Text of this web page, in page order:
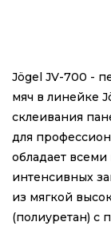
Jögel JV-700 -
мяч в линейке
склеивания
для
обладает
интенсивных
из мягкой
(полиуретан) с